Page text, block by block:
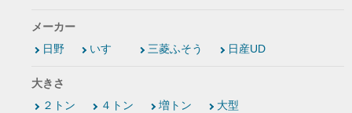
メーカー
日野
いすゞ 三菱ふそう 日産UD
大きさ
２トン
４トン 増トン 大型